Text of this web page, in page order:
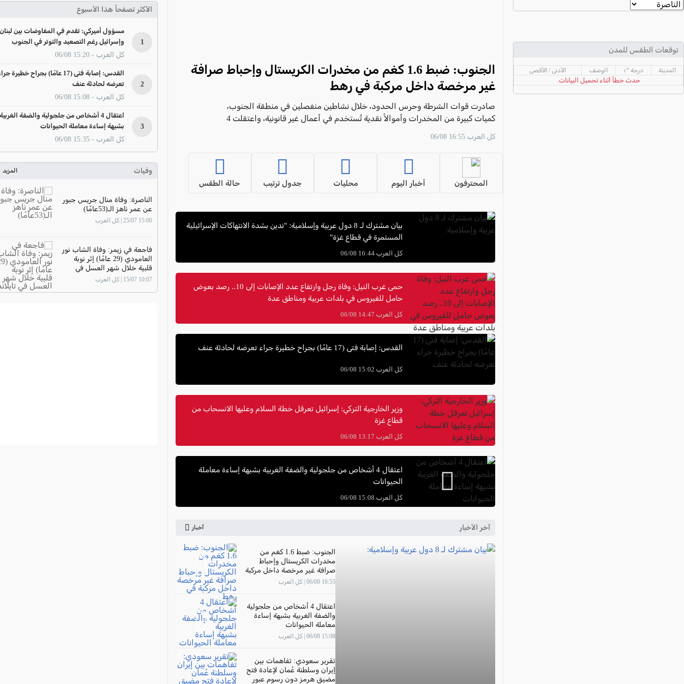
المغار والقضاء
توقعات الطقس للمدن
المدينة درجة °c الوصف الأدنى / الأقصى
حدث خطأ أثناء تحميل البيانات.
الجنوب: ضبط 1.6 كغم من مخدرات الكريستال وإحباط صرافة
غير مرخصة داخل مركبة في رهط
صادرت قوات الشرطة وحرس الحدود، خلال نشاطين منفصلين في منطقة الجنوب،
كميات كبيرة من المخدرات وأموالاً نقدية تُستخدم في أعمال غير قانونية، واعتقلت 4
كل العرب 16:55 06/08
المحترفون أخبار اليوم محليات جدول ترتيب حالة الطقس
بيان مشترك لـ 8 دول عربية وإسلامية: "ندين بشدة الانتهاكات الإسرائيلية
المستمرة في قطاع غزة"
كل العرب 16:44 06/08
حمى غرب النيل: وفاة رجل وارتفاع عدد الإصابات إلى 10.. رصد بعوض
حامل للفيروس في بلدات عربية ومناطق عدة
كل العرب 14:47 06/08
القدس: إصابة فتى (17 عامًا) بجراح خطيرة جراء تعرضه لحادثة عنف
كل العرب 15:02 06/08
وزير الخارجية التركي: إسرائيل تعرقل خطة السلام وعليها الانسحاب من
قطاع غزة
كل العرب 13:17 06/08
اعتقال 4 أشخاص من جلجولية والضفة الغربية بشبهة إساءة معاملة
الحيوانات
كل العرب 15:08 06/08
آخر الأخبار أخبار
الجنوب: ضبط 1.6 كغم من
مخدرات الكريستال وإحباط
صرافة غير مرخصة داخل مركبة
في رهط
16:55 06/08 | كل العرب
اعتقال 4 أشخاص من جلجولية
والضفة الغربية بشبهة إساءة
معاملة الحيوانات
15:08 06/08 | كل العرب
تقرير سعودي: تفاهمات بين
إيران وسلطنة عُمان لإعادة فتح
مضيق هرمز دون رسوم عبور
الأكثر تصفحاً هذا الأسبوع
1
مسؤول أميركي: تقدم في المفاوضات بين لبنان
وإسرائيل رغم التصعيد والتوتر في الجنوب
كل العرب - 15:20 06/08
2
القدس: إصابة فتى (17 عامًا) بجراح خطيرة
تعرضه لحادثة عنف
كل العرب - 15:08 06/08
3
اعتقال 4 أشخاص من جلجولية والضفة الغربية
بشبهة إساءة معاملة الحيوانات
كل العرب - 15:35 06/08
وفيات المزيد
الناصرة: وفاة منال جريس جبور
عن عمر ناهز الـ(53عامًا)
15:00 25/07 | كل العرب
فاجعة في زيمر: وفاة الشاب نور
العامودي (29 عامًا) إثر نوبة
قلبية خلال شهر العسل في
تايلاند
10:07 15/07 | كل العرب